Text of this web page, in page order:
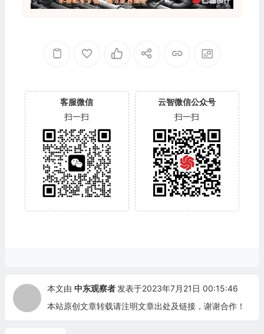
客服微信
扫一扫
云智微信公众号
扫一扫
本文由 中东观察者 发表于2023年7月21日 00:15:46
本站原创文章转载请注明文章出处及链接，谢谢合作！